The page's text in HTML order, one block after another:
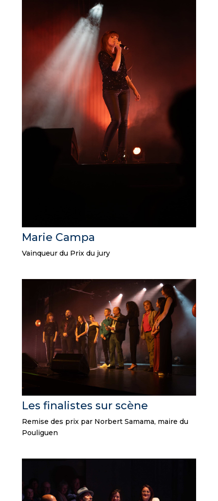
Marie Campa
Vainqueur du Prix du jury
Les finalistes sur scène
Remise des prix par Norbert Samama, maire du
Pouliguen